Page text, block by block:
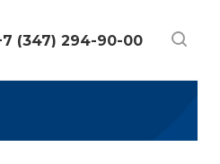
(347) 294-90-00